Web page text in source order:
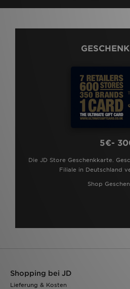
5€-
Die JD Store Geschenkkarte.
Filiale in Deutschland
Shop
Shopping bei JD
Lieferung & Kosten